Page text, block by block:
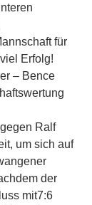
für
Erfolg!
– Bence
Ralf
um sich auf
der
mit7:6